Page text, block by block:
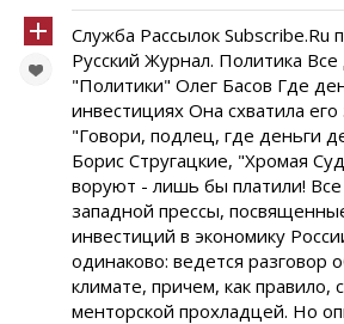
Служба Рассылок Subscribe.Ru
Русский Журнал. Политика Все
"Политики" Олег Басов Где
инвестициях Она схватила его
"Говори, подлец, где деньги
Борис Стругацкие, "Хромая
воруют - лишь бы платили!
западной прессы,
инвестиций в экономику
одинаково: ведется разговор
климате, причем, как правило,
менторской прохладцей. Но